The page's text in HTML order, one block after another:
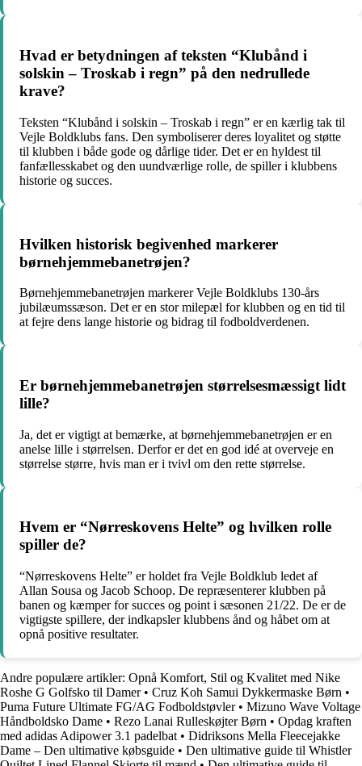
Hvad er betydningen af teksten “Klubånd i
solskin – Troskab i regn” på den nedrullede
krave?
Teksten “Klubånd i solskin – Troskab i regn” er en kærlig tak til
Vejle Boldklubs fans. Den symboliserer deres loyalitet og støtte
til klubben i både gode og dårlige tider. Det er en hyldest til
fanfællesskabet og den uundværlige rolle, de spiller i klubbens
historie og succes.
Hvilken historisk begivenhed markerer
børnehjemmebanetrøjen?
Børnehjemmebanetrøjen markerer Vejle Boldklubs 130-års
jubilæumssæson. Det er en stor milepæl for klubben og en tid til
at fejre dens lange historie og bidrag til fodboldverdenen.
Er børnehjemmebanetrøjen størrelsesmæssigt lidt
lille?
Ja, det er vigtigt at bemærke, at børnehjemmebanetrøjen er en
anelse lille i størrelsen. Derfor er det en god idé at overveje en
størrelse større, hvis man er i tvivl om den rette størrelse.
Hvem er “Nørreskovens Helte” og hvilken rolle
spiller de?
“Nørreskovens Helte” er holdet fra Vejle Boldklub ledet af
Allan Sousa og Jacob Schoop. De repræsenterer klubben på
banen og kæmper for succes og point i sæsonen 21/22. De er de
vigtigste spillere, der indkapsler klubbens ånd og håbet om at
opnå positive resultater.
Andre populære artikler: Opnå Komfort, Stil og Kvalitet med Nike
Roshe G Golfsko til Damer• Cruz Koh Samui Dykkermaske Børn •
Puma Future Ultimate FG/AG Fodboldstøvler• Mizuno Wave Voltage
Håndboldsko Dame • Rezo Lanai Rulleskøjter Børn • Opdag kraften
med adidas Adipower 3.1 padelbat • Didriksons Mella Fleecejakke
Dame – Den ultimative købsguide • Den ultimative guide til Whistler